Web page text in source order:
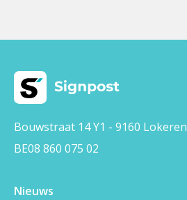
Bouwstraat 14 Y1 - 9160 Lokeren
BE08 860 075 02
Nieuws